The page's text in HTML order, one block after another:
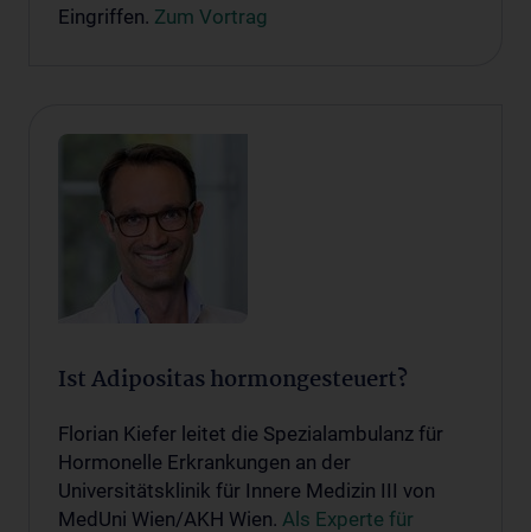
Eingriffen. Zum Vortrag
Ist Adipositas hormongesteuert?
Florian Kiefer leitet die Spezialambulanz für
Hormonelle Erkrankungen an der
Universitätsklinik für Innere Medizin III von
MedUni Wien/AKH Wien. Als Experte für